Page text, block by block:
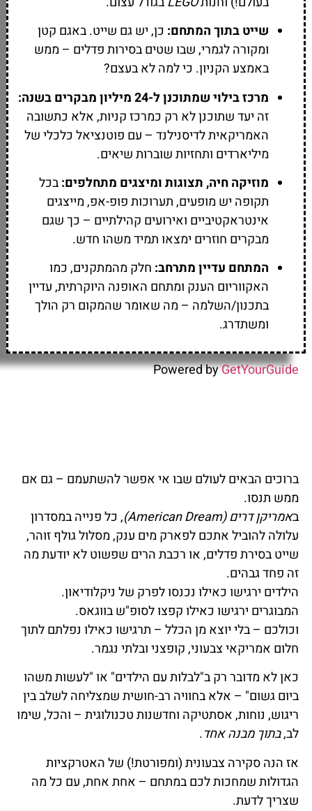
שייט בתוך המתחם: כן, יש גם שייט. באגם קטן
ומקורה לגמרי, שבו שטים בסירות פדלים – ממש
באמצע הקניון. כי למה לא בעצם?
מרכז בילוי שמתוכנן ל-24 מיליון מבקרים בשנה:
זה יעד שתוכנן לא רק כמרכז קניות, אלא כתשובה
האמריקאית לדיסנילנד – עם פוטנציאל כלכלי של
מיליארדים ותחזיות שוברות שיאים.
מוזיקה חיה, תצוגות ומיצגים מתחלפים:בכל
תקופה יש מופעים, תערוכות פופ-אפ, מייצגים
אינטראקטיביים ואירועים קהילתיים – כך שגם
מבקרים חוזרים ימצאו תמיד משהו חדש.
המתחם עדיין מתרחב: חלק מהמתקנים, כמו
האקווריום הענק ומתחם האופנה היוקרתית, עדיין
בתכנון/השלמה – מה שאומר שהמקום רק הולך
ומשתדרג.
Powered byGetYourGuide
ברוכים הבאים לעולם שבו אי אפשר להשתעמם – גם אם
ממש תנסו.
באמריקן דרים (American Dream)
, כל פנייה במסדרון
עלולה להוביל אתכם לפארק מים ענק, מסלול גולף זוהר,
שייט בסירת פדלים, או רכבת הרים שפשוט לא יודעת מה
זה פחד גבהים.
הילדים ירגישו כאילו נכנסו לפרק של ניקלודיאון.
המבוגרים ירגישו כאילו קפצו לסופ"ש בווגאס.
וכולכם – בלי יוצא מן הכלל – תרגישו כאילו נפלתם לתוך
חלום אמריקאי צבעוני, קופצני ובלתי נגמר.
כאן לא מדובר רק ב"לבלות עם הילדים" או "לעשות משהו
ביום גשום" – אלא בחוויה רב-חושית שמצליחה לשלב בין
ריגוש, נוחות, אסתטיקה וחדשנות טכנולוגית – והכל, שימו
לב,בתוך מבנה אחד.
אז הנה סקירה צבעונית (ומפורטת!) של האטרקציות
הגדולות שמחכות לכם במתחם – אחת אחת, עם כל מה
שצריך לדעת.